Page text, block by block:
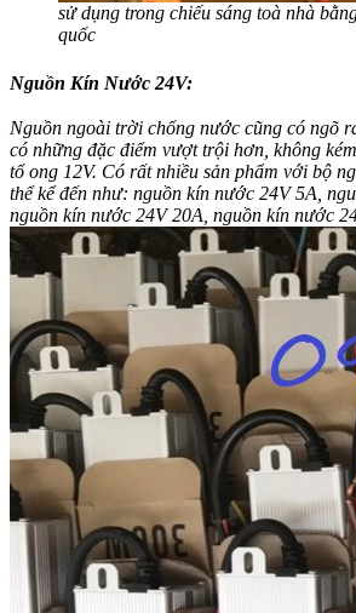
sử dụng trong chiếu sáng toà nhà
quốc
Nguồn Kín Nước 24V:
Nguồn ngoài trời chống nước cũng có ngõ
có những đặc điểm vượt trội hơn, không
tổ ong 12V. Có rất nhiều sản phẩm với bộ
thể kể đến như: nguồn kín nước 24V 5A,
nguồn kín nước 24V 20A, nguồn kín nước